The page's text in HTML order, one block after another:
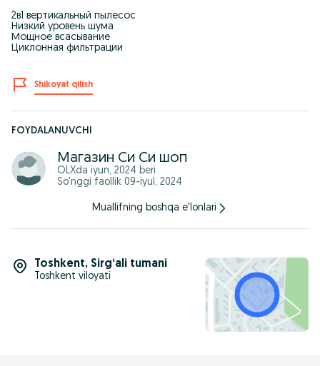
2в1 вертикальный пылесос
Низкий уровень шума
Мощное всасывание
Циклонная фильтрации
Shikoyat qilish
FOYDALANUVCHI
Магазин Си Си шоп
OLXda iyun, 2024 beri
So'nggi faollik 09-iyul, 2024
Muallifning boshqa e'lonlari
Toshkent, Sirg‘ali tumani
Toshkent viloyati